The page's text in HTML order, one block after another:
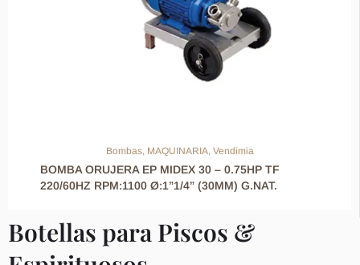
Bombas, MAQUINARIA, Vendimia
BOMBA ORUJERA EP MIDEX 30 – 0.75HP TF
220/60HZ RPM:1100 Ø:1”1/4” (30MM) G.NAT.
Botellas para Piscos &